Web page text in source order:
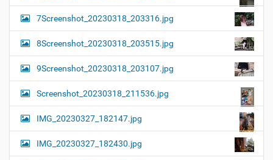
7Screenshot_20230318_203316.jpg
8Screenshot_20230318_203515.jpg
9Screenshot_20230318_203107.jpg
Screenshot_20230318_211536.jpg
IMG_20230327_182147.jpg
IMG_20230327_182430.jpg